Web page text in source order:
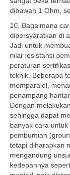
dibawah 1 Ohm,
10. Bagaimana
dipersyaratkan di
Jadi untuk
nilai resistansi
peraturan
teknik. Beberapa
memparalel,
penampang
Dengan
sehingga dapat
banyak cara
pembumian
tetapi diharapkan
mengandung
kedepannya